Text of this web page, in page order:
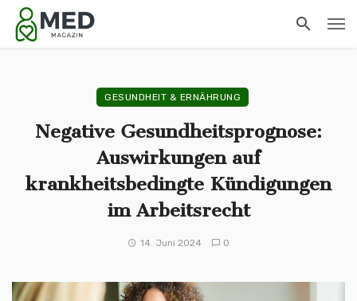
GESUNDHEIT & ERNÄHRUNG
Negative Gesundheitsprognose:
Auswirkungen auf
krankheitsbedingte Kündigungen
im Arbeitsrecht
14. Juni 2024 0